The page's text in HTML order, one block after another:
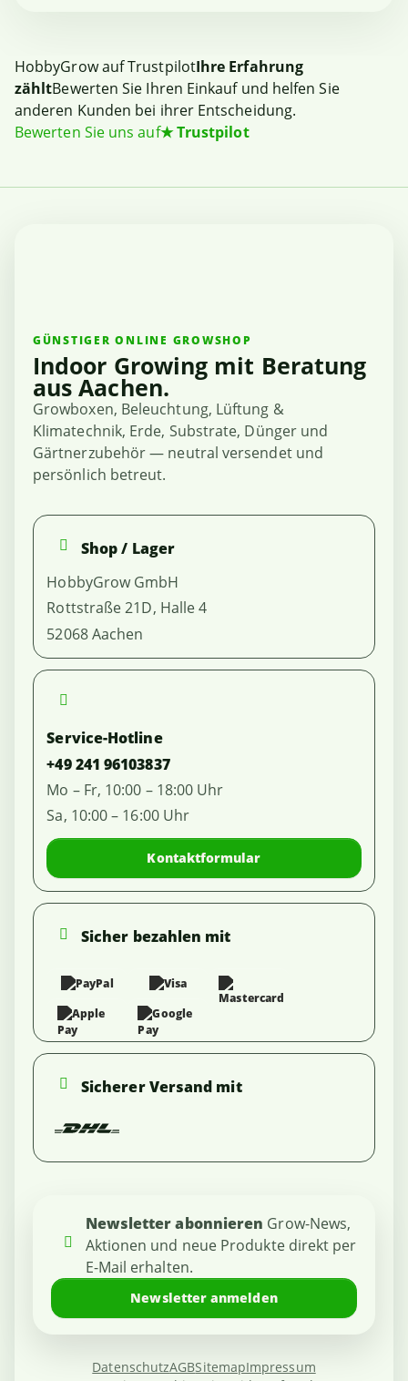
HobbyGrow auf TrustpilotIhre Erfahrung
zähltBewerten Sie Ihren Einkauf und helfen Sie
anderen Kunden bei ihrer Entscheidung.
Bewerten Sie uns auf★Trustpilot
GÜNSTIGER ONLINE GROWSHOP
Indoor Growing mit Beratung
aus Aachen.
Growboxen, Beleuchtung, Lüftung &
Klimatechnik, Erde, Substrate, Dünger und
Gärtnerzubehör — neutral versendet und
persönlich betreut.
Shop / Lager
HobbyGrow GmbH
Rottstraße 21D, Halle 4
52068 Aachen
Service-Hotline
+49 241 96103837
Mo – Fr, 10:00 – 18:00 Uhr
Sa, 10:00 – 16:00 Uhr
Kontaktformular
Sicher bezahlen mit
Sicherer Versand mit
Newsletter abonnieren Grow-News,
Aktionen und neue Produkte direkt per
E-Mail erhalten.
Newsletter anmelden
DatenschutzAGBSitemapImpressum